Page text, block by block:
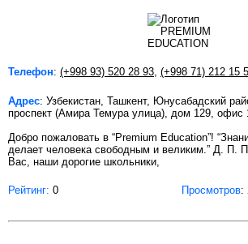
Телефон: (+998 93) 520 28 93 (+998 71) 212 15
Адрес: Узбекистан, Ташкент, Юнусабадский
проспект (Амира Темура улица), дом 129, офис
Добро пожаловать в “Premium Education”!
делает человека свободным и великим.” Д. П.
Вас, наши дорогие школьники,
Рейтинг: 0 Просмотров: